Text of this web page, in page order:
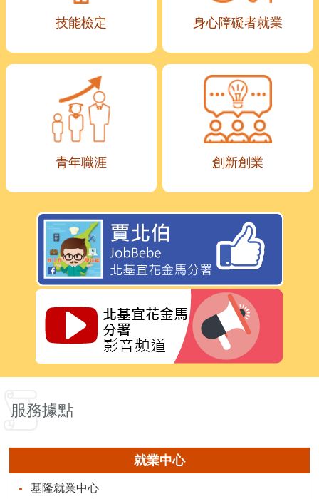
技能檢定 身心障礙者就業
青年職涯 創新創業
服務據點
就業中心
基隆就業中心